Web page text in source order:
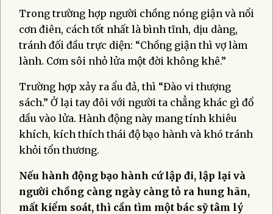
Trong trường hợp người chồng nóng giận và nổi
cơn điên, cách tốt nhất là bình tĩnh, dịu dàng,
tránh đối đầu trực diện: “Chồng giận thì vợ làm
lành. Cơm sôi nhỏ lửa một đời không khê.”
Trường hợp xảy ra ẩu đả, thì “Đào vi thượng
sách.” Ở lại tay đôi với người ta chẳng khác gì đổ
dầu vào lửa. Hành động này mang tính khiêu
khích, kích thích thái độ bạo hành và khó tránh
khỏi tổn thương.
Nếu hành động bạo hành cứ lập đi, lập lại và
người chồng càng ngày càng tỏ ra hung hãn,
mất kiểm soát, thì cần tìm một bác sỹ tâm lý